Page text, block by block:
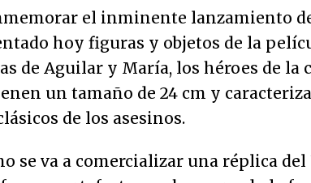
el inminente lanzamiento
hoy figuras y objetos de la
de Aguilar y María, los héroes de la
un tamaño de 24 cm y
de los asesinos.
se va a comercializar una réplica del